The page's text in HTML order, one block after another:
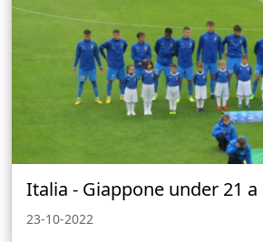
Italia - Giappone under 21 a
23-10-2022